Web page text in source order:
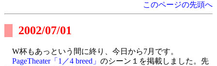
このページの先頭へ
2002/07/01
W杯もあっという間に終り、今日から7月です。
PageTheater「1／4 breed」 のシーン１を掲載しました。先